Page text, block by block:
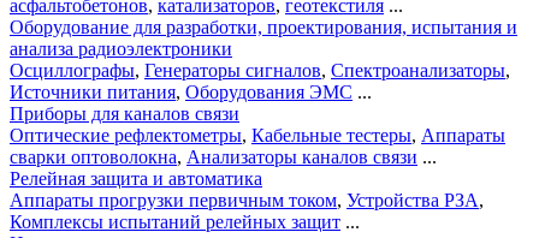
асфальтобетонов, катализаторов, геотекстиля ...
Оборудование для разработки, проектирования, испытания и
анализа радиоэлектроники
Осциллографы, Генераторы сигналов, Спектроанализаторы,
Источники питания, Оборудования ЭМС ...
Приборы для каналов связи
Оптические рефлектометры, Кабельные тестеры, Аппараты
сварки оптоволокна, Анализаторы каналов связи ...
Релейная защита и автоматика
Аппараты прогрузки первичным током, Устройства РЗА,
Комплексы испытаний релейных защит ...